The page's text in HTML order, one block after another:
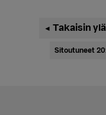
◄ Takaisin
Sitoutuneet